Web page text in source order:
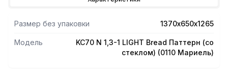
Размер без упаковки 1370х650х1265
Модель
KC70 N 1,3-1 LIGHT Bread Паттерн (со
стеклом) (0110 Мариель)